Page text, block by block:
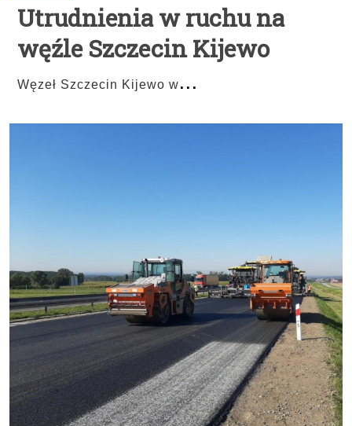
Utrudnienia w ruchu na
węźle Szczecin Kijewo
Węzeł Szczecin Kijewo w...